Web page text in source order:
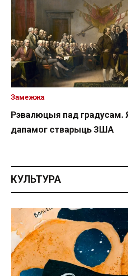
Рэвалюцыя пад градусам.
дапамог стварыць ЗША
Замежжа
КУЛЬТУРА